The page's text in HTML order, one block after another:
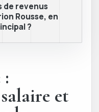
de revenus
Rousse, en
?
et